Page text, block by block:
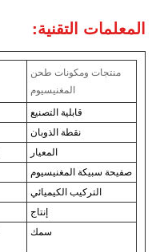
المعلمات التقنية:
منتجات ومكونات طحن
المغنيسيوم
قابلية التصنيع
نقطة الذوبان
المعيار
صفيحة سبيكة المغنيسيوم
التركيب الكيميائي
إنتاج
سمك